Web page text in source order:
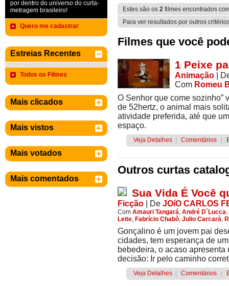
por dentro do universo do curta-
metragem brasileiro!
Quero me cadastrar
Estreias Recentes
Todos os Filmes
Mais clicados
Mais vistos
Mais votados
Mais comentados
Estes são os 2 filmes encontrados
Para ver resultados por outros
Filmes que você
1 Peixe
Animação
Com Romeu
O Senhor que come sozinho”
de 52hertz, o animal mais
atividade preferida, até que
espaço.
Veja Detalhes Comentários
Outros curtas
Sua Vida É Você
Ficção De JOíO CARLOS
Com Amauri Tangará, André D´Lucca,
Leite, Fabrício Chabô, Julio Carcará,
Gonçalino é um jovem pai
cidades, tem esperança de
bebedeira, o acaso
decisão: Ir pelo caminho
Veja Detalhes Comentários